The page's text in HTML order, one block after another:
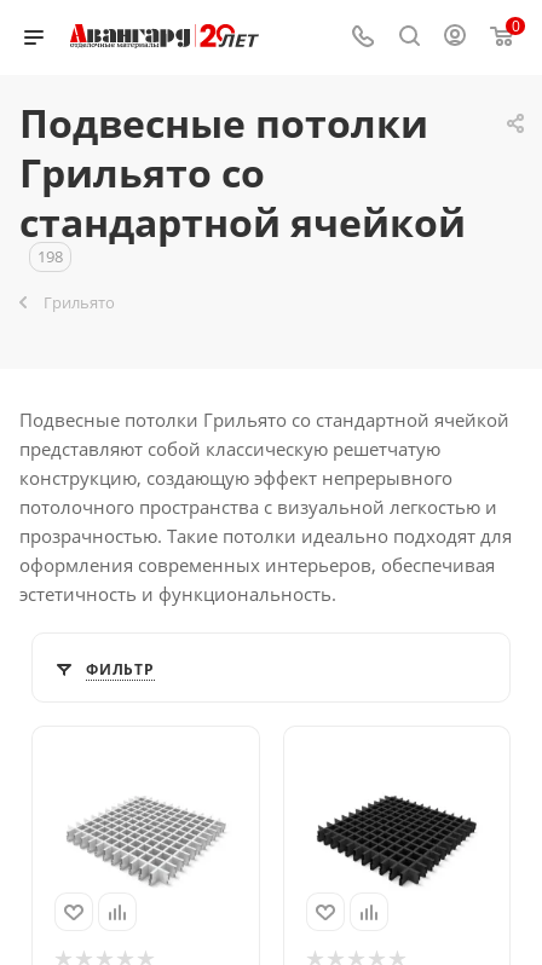
0
Подвесные потолки
Грильято со
стандартной ячейкой
198
Грильято
Подвесные потолки Грильято со стандартной ячейкой
представляют собой классическую решетчатую
конструкцию, создающую эффект непрерывного
потолочного пространства с визуальной легкостью и
прозрачностью. Такие потолки идеально подходят для
оформления современных интерьеров, обеспечивая
эстетичность и функциональность.
ФИЛЬТР